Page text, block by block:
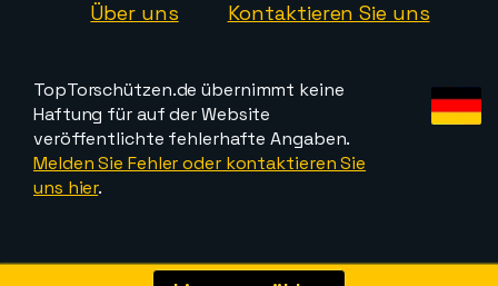
Über uns Kontaktieren Sie uns
TopTorschützen.de übernimmt keine
Haftung für auf der Website
veröffentlichte fehlerhafte Angaben.
Melden Sie Fehler oder kontaktieren Sie
uns hier.